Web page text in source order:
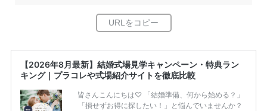
【2026年8月最新】結婚式場見学キャンペーン・特典ラン
キング｜プラコレや式場紹介サイトを徹底比較
皆さんこんにちは♡ 「結婚準備、何から始める？」
「損せずお得に探したい！」と悩んでいませんか？